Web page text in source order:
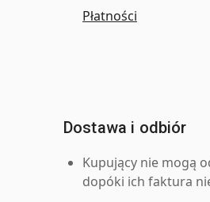
Płatności
Dostawa i odbiór
Kupujący nie mogą
dopóki ich faktura